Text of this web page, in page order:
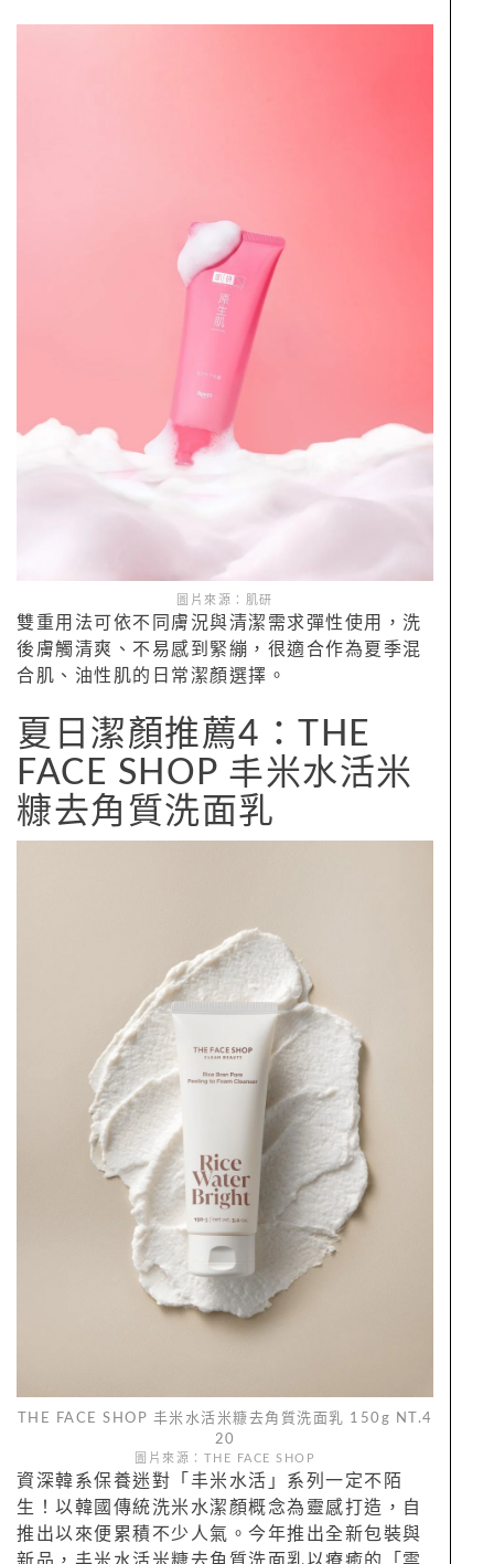
圖片來源：肌研
雙重用法可依不同膚況與清潔需求彈性使用，洗
後膚觸清爽、不易感到緊繃，很適合作為夏季混
合肌、油性肌的日常潔顏選擇。
夏日潔顏推薦4：THE
FACE SHOP 丰米水活米
糠去角質洗面乳
THE FACE SHOP 丰米水活米糠去角質洗面乳 150g NT.4
20
圖片來源：THE FACE SHOP
資深韓系保養迷對「丰米水活」系列一定不陌
生！以韓國傳統洗米水潔顏概念為靈感打造，自
推出以來便累積不少人氣。今年推出全新包裝與